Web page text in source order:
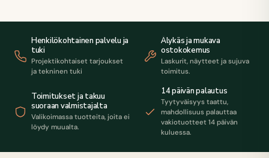
Henkilökohtainen palvelu ja
tuki
Projektikohtaiset tarjoukset
ja tekninen tuki
Älykäs ja mukava
ostokokemus
Laskurit, näytteet ja sujuva
toimitus.
Toimitukset ja takuu
suoraan valmistajalta
Valikoimassa tuotteita, joita ei
löydy muualta.
14 päivän palautus
Tyytyväisyys taattu,
mahdollisuus palauttaa
vakiotuotteet 14 päivän
kuluessa.